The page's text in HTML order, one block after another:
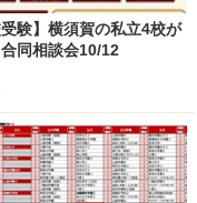
受験】横須賀の私立4校が
同相談会10/12